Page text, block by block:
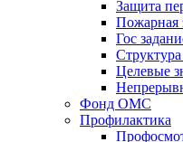
Защита
Пожарная
Гос
Целевые
Фонд ОМС
Профилактика